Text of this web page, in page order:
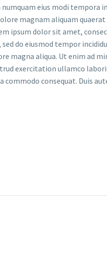
numquam eius modi tempora
magnam aliquam
ipsum dolor sit amet,
do eiusmod tempor
magna aliqua. Ut enim ad
exercitation ullamco
commodo consequat. Duis